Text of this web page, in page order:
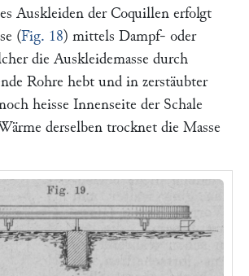
Auskleiden der Coquillen erfolgt
(Fig. 18) mittels Dampf- oder
die Auskleidemasse durch
Rohre hebt und in zerstäubter
heisse Innenseite der Schale
derselben trocknet die Masse